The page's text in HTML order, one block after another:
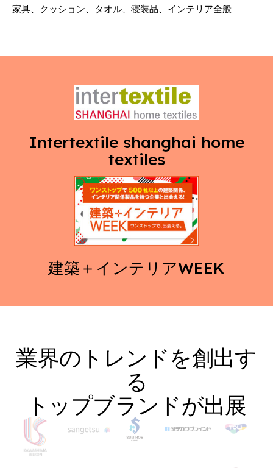
家具、クッション、タオル、寝装品、インテリア全般
Intertextile shanghai home
textiles
建築＋インテリアWEEK
業界のトレンドを創出す
る
トップブランドが出展